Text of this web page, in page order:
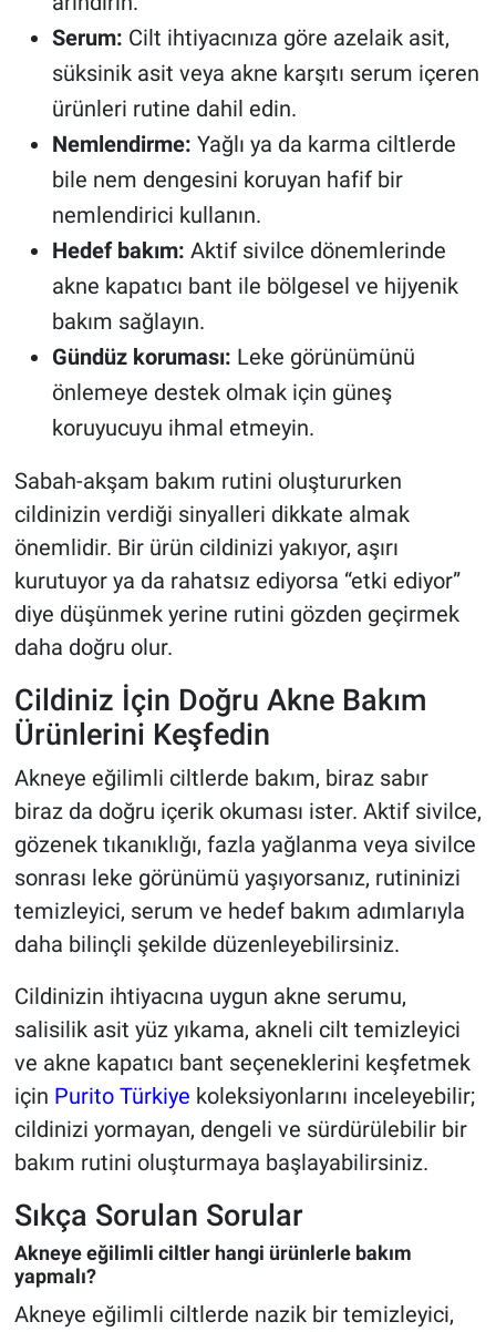
Serum: Cilt ihtiyacınıza göre azelaik asit,
süksinik asit veya akne karşıtı serum içeren
ürünleri rutine dahil edin.
Nemlendirme: Yağlı ya da karma ciltlerde
bile nem dengesini koruyan hafif bir
nemlendirici kullanın.
Hedef bakım: Aktif sivilce dönemlerinde
akne kapatıcı bant ile bölgesel ve hijyenik
bakım sağlayın.
Gündüz koruması: Leke görünümünü
önlemeye destek olmak için güneş
koruyucuyu ihmal etmeyin.
Sabah-akşam bakım rutini oluştururken
cildinizin verdiği sinyalleri dikkate almak
önemlidir. Bir ürün cildinizi yakıyor, aşırı
kurutuyor ya da rahatsız ediyorsa “etki ediyor”
diye düşünmek yerine rutini gözden geçirmek
daha doğru olur.
Cildiniz İçin Doğru Akne Bakım
Ürünlerini Keşfedin
Akneye eğilimli ciltlerde bakım, biraz sabır
biraz da doğru içerik okuması ister. Aktif sivilce,
gözenek tıkanıklığı, fazla yağlanma veya sivilce
sonrası leke görünümü yaşıyorsanız, rutininizi
temizleyici, serum ve hedef bakım adımlarıyla
daha bilinçli şekilde düzenleyebilirsiniz.
Cildinizin ihtiyacına uygun akne serumu,
salisilik asit yüz yıkama, akneli cilt temizleyici
ve akne kapatıcı bant seçeneklerini keşfetmek
için Purito Türkiye koleksiyonlarını inceleyebilir;
cildinizi yormayan, dengeli ve sürdürülebilir bir
bakım rutini oluşturmaya başlayabilirsiniz.
Sıkça Sorulan Sorular
Akneye eğilimli ciltler hangi ürünlerle bakım
yapmalı?
Akneye eğilimli ciltlerde nazik bir temizleyici,